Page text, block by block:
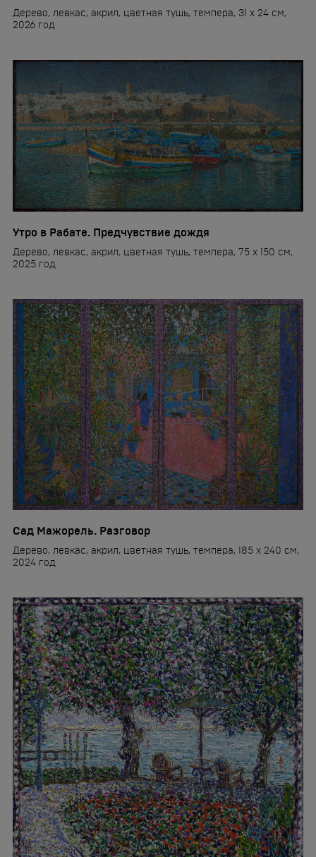
Дерево, левкас, акрил, цветная тушь, темпера, 31 x 24 см,
2026 год
Утро в Рабате. Предчувствие дождя
Дерево, левкас, акрил, цветная тушь, темпера, 75 x 150 см,
2025 год
Сад Мажорель. Разговор
Дерево, левкас, акрил, цветная тушь, темпера, 185 x 240 см,
2024 год